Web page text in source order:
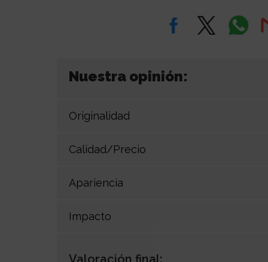
Nuestra opinión:
Originalidad
Calidad/Precio
Apariencia
Impacto
Valoración final: